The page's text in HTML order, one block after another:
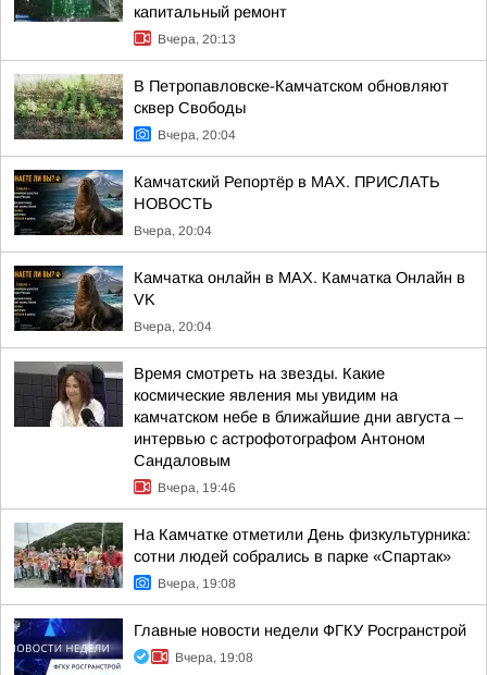
капитальный ремонт
Вчера, 20:13
В Петропавловске-Камчатском обновляют
сквер Свободы
Вчера, 20:04
Камчатский Репортёр в MAX. ПРИСЛАТЬ
НОВОСТЬ
Вчера, 20:04
Камчатка онлайн в MAX. Камчатка Онлайн в
VK
Вчера, 20:04
Время смотреть на звезды. Какие
космические явления мы увидим на
камчатском небе в ближайшие дни августа –
интервью с астрофотографом Антоном
Сандаловым
Вчера, 19:46
На Камчатке отметили День физкультурника:
сотни людей собрались в парке «Спартак»
Вчера, 19:08
Главные новости недели ФГКУ Росгранстрой
Вчера, 19:08